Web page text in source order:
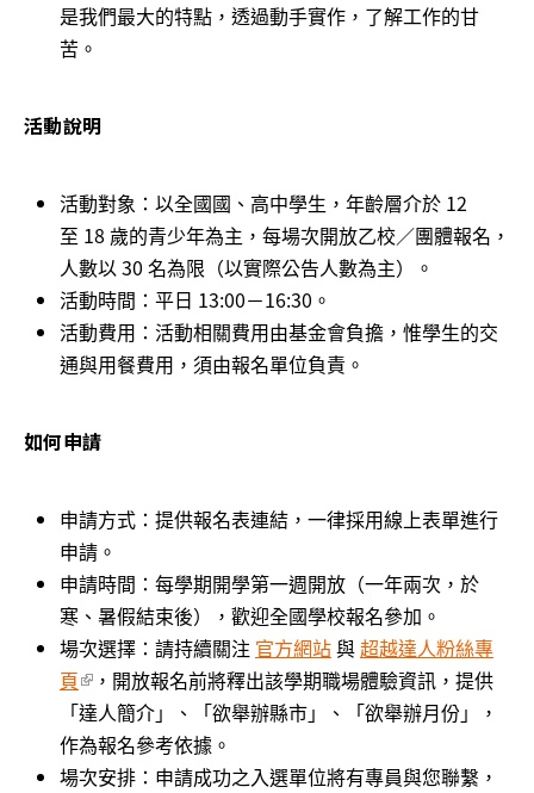
是我們最大的特點，透過動手實作，了解工作的甘
苦。
活動說明
活動對象：以全國國、高中學生，年齡層介於 12
至 18 歲的青少年為主，每場次開放乙校／團體報名，
人數以 30 名為限（以實際公告人數為主）。
活動時間：平日 13:00－16:30。
活動費用：活動相關費用由基金會負擔，惟學生的交
通與用餐費用，須由報名單位負責。
如何申請
申請方式：提供報名表連結，一律採用線上表單進行
申請。
申請時間：每學期開學第一週開放（一年兩次，於
寒、暑假結束後），歡迎全國學校報名參加。
場次選擇：請持續關注 官方網站與超越達人粉絲專
頁(link is external)
，開放報名前將釋出該學期職場體驗資訊，提供
「達人簡介」、「欲舉辦縣市」、「欲舉辦月份」，
作為報名參考依據。
場次安排：申請成功之入選單位將有專員與您聯繫，